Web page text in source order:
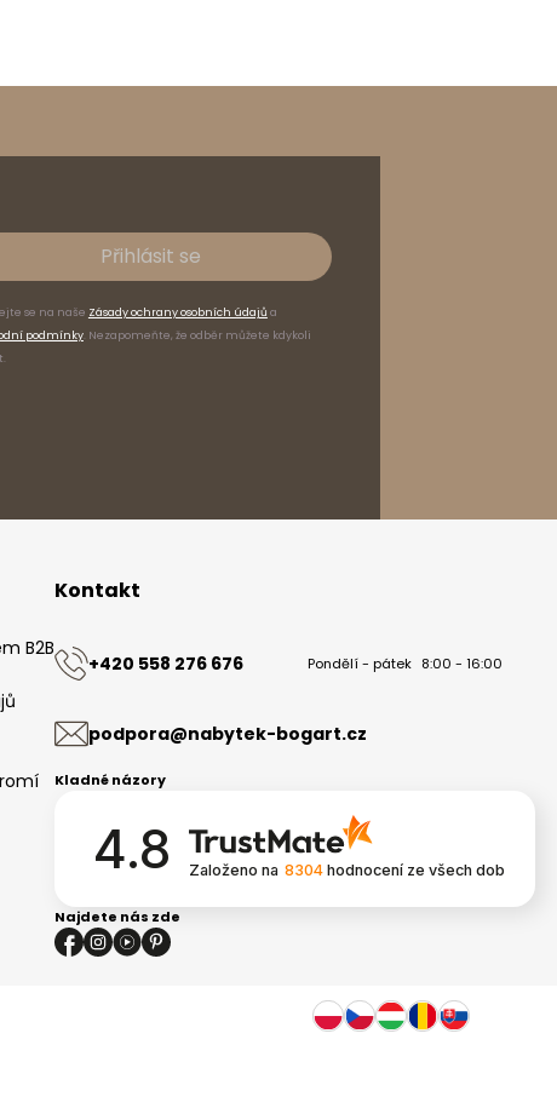
Přihlásit se
se na naše Zásady ochrany osobních údajů a
podmínky. Nezapomeňte, že odběr můžete kdykoli
B2B
Kontakt
+420 558 276 676 Pondělí - pátek 8:00 - 16:00
podpora@nabytek-bogart.cz
Kladné názory
4.8 Založeno na 8304 hodnocení ze všech dob
Najdete nás zde